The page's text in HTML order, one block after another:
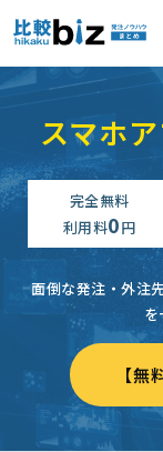
スマホ
完全無料
利用料0円
面倒な発注・外注
【